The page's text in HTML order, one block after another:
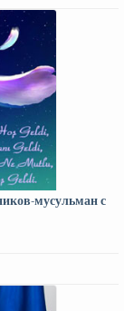
мусульман с